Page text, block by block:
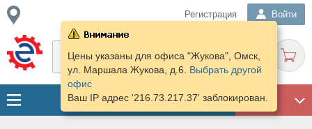
Регистрация Войти
ГАРАЖ
Цены указаны для офиса "Жукова", Омск,
ул. Маршала Жукова, д.6. Выбрать другой
офис
Ваш IP адрес '216.73.217.37' заблокирован.